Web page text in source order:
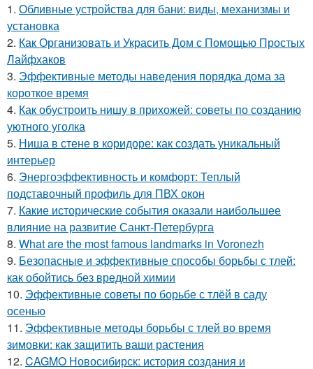
1. Обливные устройства для бани: виды, механизмы и
установка
2. Как Организовать и Украсить Дом с Помощью Простых
Лайфхаков
3. Эффективные методы наведения порядка дома за
короткое время
4. Как обустроить нишу в прихожей: советы по созданию
уютного уголка
5. Ниша в стене в коридоре: как создать уникальный
интерьер
6. Энергоэффективность и комфорт: Теплый
подставочный профиль для ПВХ окон
7. Какие исторические события оказали наибольшее
влияние на развитие Санкт-Петербурга
8. What are the most famous landmarks in Voronezh
9. Безопасные и эффективные способы борьбы с тлей:
как обойтись без вредной химии
10. Эффективные советы по борьбе с тлёй в саду
осенью
11. Эффективные методы борьбы с тлей во время
зимовки: как защитить ваши растения
12. CAGMO Новосибирск: история создания и